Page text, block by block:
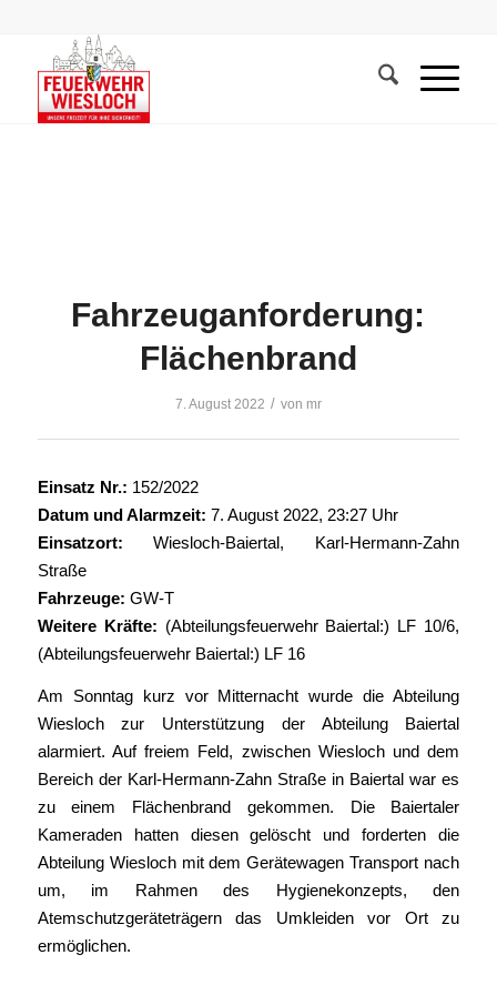
Fahrzeuganforderung:
Flächenbrand
7. August 2022 / von mr
Einsatz Nr.: 152/2022
Datum und Alarmzeit: 7. August 2022, 23:27 Uhr
Einsatzort: Wiesloch-Baiertal, Karl-Hermann-Zahn
Straße
Fahrzeuge: GW-T
Weitere Kräfte: (Abteilungsfeuerwehr Baiertal:) LF 10/6,
(Abteilungsfeuerwehr Baiertal:) LF 16
Am Sonntag kurz vor Mitternacht wurde die Abteilung
Wiesloch zur Unterstützung der Abteilung Baiertal
alarmiert. Auf freiem Feld, zwischen Wiesloch und dem
Bereich der Karl-Hermann-Zahn Straße in Baiertal war es
zu einem Flächenbrand gekommen. Die Baiertaler
Kameraden hatten diesen gelöscht und forderten die
Abteilung Wiesloch mit dem Gerätewagen Transport nach
um, im Rahmen des Hygienekonzepts, den
Atemschutzgeräteträgern das Umkleiden vor Ort zu
ermöglichen.